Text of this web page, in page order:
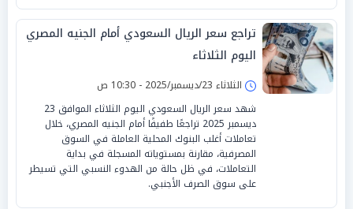
تراجع سعر الريال السعودي أمام الجنيه المصري
اليوم الثلاثاء
الثلاثاء 23/ديسمبر/2025 - 10:30 ص
شهد سعر الريال السعودي اليوم الثلاثاء الموافق 23
ديسمبر 2025 تراجعًا طفيفًا أمام الجنيه المصري، خلال
تعاملات أغلب البنوك المحلية العاملة في السوق
المصرفية، مقارنة بمستوياته المسجلة في بداية
التعاملات، في ظل حالة من الهدوء النسبي التي تسيطر
على سوق الصرف الأجنبي.